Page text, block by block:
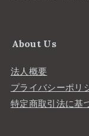
About Us
法人概要
プライバシーポリ
特定商取引法に基